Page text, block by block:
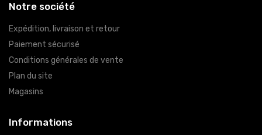
Notre société
Expédition, livraison et retour
Paiement sécurisé
Conditions générales de vente
Plan du site
Magasins
Informations